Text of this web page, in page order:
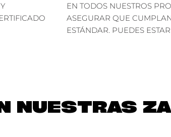
EN TODOS NUESTROS
ASEGURAR QUE
ESTÁNDAR. PUEDES
NUESTRAS